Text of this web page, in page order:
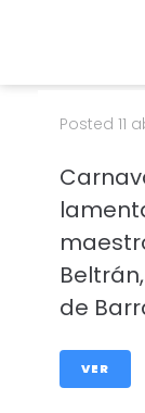
Posted 11
de
VER